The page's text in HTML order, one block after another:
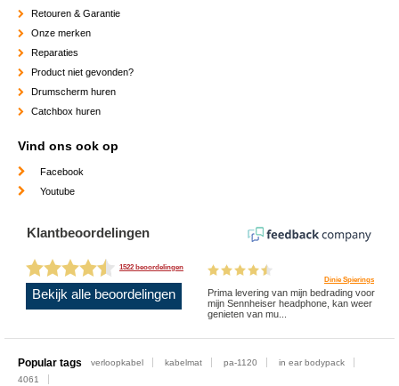
Retouren & Garantie
Onze merken
Reparaties
Product niet gevonden?
Drumscherm huren
Catchbox huren
Vind ons ook op
Facebook
Youtube
Klantbeoordelingen
1522 beoordelingen
Bekijk alle beoordelingen
Dinie Spierings
Prima levering van mijn bedrading voor
mijn Sennheiser headphone, kan weer
genieten van mu...
Popular tags verloopkabel kabelmat pa-1120
in ear bodypack
4061